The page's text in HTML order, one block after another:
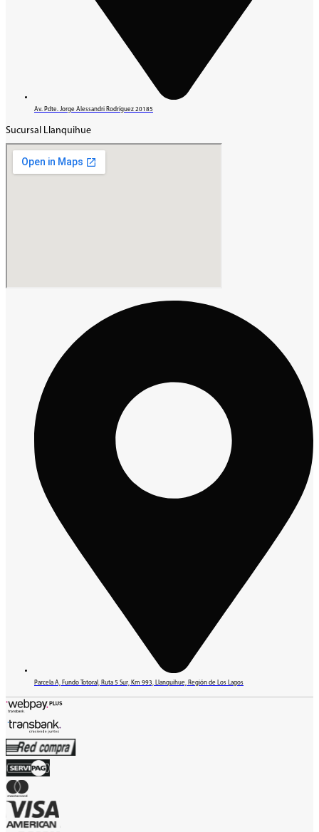
Av. Pdte. Jorge Alessandri Rodríguez 20185
Sucursal Llanquihue
Parcela A, Fundo Totoral, Ruta 5 Sur, Km 993, Llanquihue, Región de Los Lagos